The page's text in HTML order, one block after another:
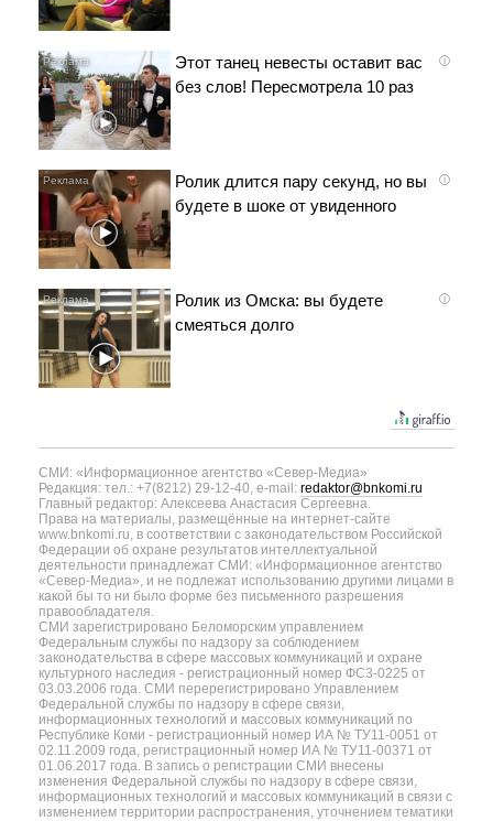
i
Этот танец невесты оставит вас
без слов! Пересмотрела 10 раз
i
Ролик длится пару секунд, но вы
будете в шоке от увиденного
i
Ролик из Омска: вы будете
смеяться долго
СМИ: «Информационное агентство «Север-Медиа»
Редакция: тел.: +7(8212) 29-12-40, e-mail: redaktor@bnkomi.ru
Главный редактор: Алексеева Анастасия Сергеевна.
Права на материалы, размещённые на интернет-сайте
www.bnkomi.ru, в соответствии с законодательством Российской
Федерации об охране результатов интеллектуальной
деятельности принадлежат СМИ: «Информационное агентство
«Север-Медиа», и не подлежат использованию другими лицами в
какой бы то ни было форме без письменного разрешения
правообладателя.
СМИ зарегистрировано Беломорским управлением
Федеральным службы по надзору за соблюдением
законодательства в сфере массовых коммуникаций и охране
культурного наследия - регистрационный номер ФС3-0225 от
03.03.2006 года. СМИ перерегистрировано Управлением
Федеральной службы по надзору в сфере связи,
информационных технологий и массовых коммуникаций по
Республике Коми - регистрационный номер ИА № ТУ11-0051 от
02.11.2009 года, регистрационный номер ИА № ТУ11-00371 от
01.06.2017 года. В запись о регистрации СМИ внесены
изменения Федеральной службы по надзору в сфере связи,
информационных технологий и массовых коммуникаций в связи с
изменением территории распространения, уточнением тематики